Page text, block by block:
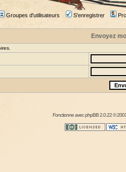
Groupes d'utilisateurs S'enregistrer
Envoyez
Fonctionne avecphpBB2.0.22 ©